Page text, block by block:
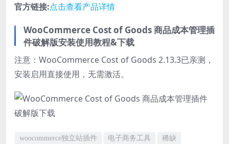
官方链接:点击查看产品详情
WooCommerce Cost of Goods 商品成本管理插
件破解版安装使用教程&下载
注意：WooCommerce Cost of Goods 2.13.3已亲测，
安装启用直接使用，无需激活。
woocommerce独立站插件 电子商务工具 稀缺